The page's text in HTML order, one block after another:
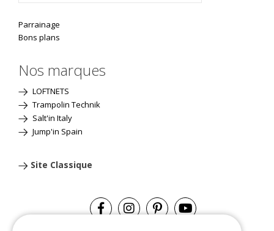
Parrainage
Bons plans
Nos marques
LOFTNETS
Trampolin Technik
Salt'in Italy
Jump'in Spain
Site Classique